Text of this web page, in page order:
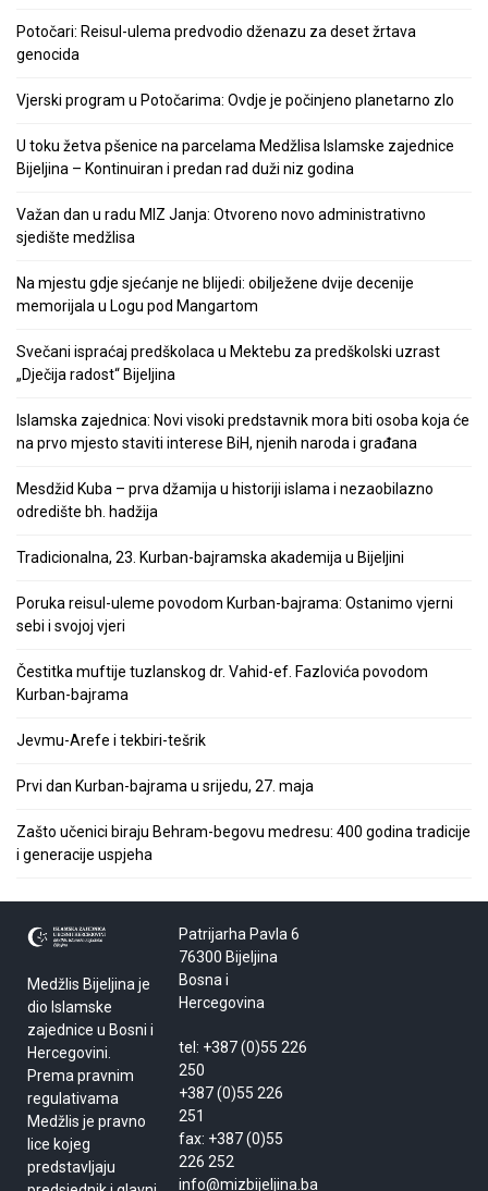
Potočari: Reisul-ulema predvodio dženazu za deset žrtava
genocida
Vjerski program u Potočarima: Ovdje je počinjeno planetarno zlo
U toku žetva pšenice na parcelama Medžlisa Islamske zajednice
Bijeljina – Kontinuiran i predan rad duži niz godina
Važan dan u radu MIZ Janja: Otvoreno novo administrativno
sjedište medžlisa
Na mjestu gdje sjećanje ne blijedi: obilježene dvije decenije
memorijala u Logu pod Mangartom
Svečani ispraćaj predškolaca u Mektebu za predškolski uzrast
„Dječija radost“ Bijeljina
Islamska zajednica: Novi visoki predstavnik mora biti osoba koja će
na prvo mjesto staviti interese BiH, njenih naroda i građana
Mesdžid Kuba – prva džamija u historiji islama i nezaobilazno
odredište bh. hadžija
Tradicionalna, 23. Kurban-bajramska akademija u Bijeljini
Poruka reisul-uleme povodom Kurban-bajrama: Ostanimo vjerni
sebi i svojoj vjeri
Čestitka muftije tuzlanskog dr. Vahid-ef. Fazlovića povodom
Kurban-bajrama
Jevmu-Arefe i tekbiri-tešrik
Prvi dan Kurban-bajrama u srijedu, 27. maja
Zašto učenici biraju Behram-begovu medresu: 400 godina tradicije
i generacije uspjeha
Medžlis Bijeljina je
dio Islamske
zajednice u Bosni i
Hercegovini.
Prema pravnim
regulativama
Medžlis je pravno
lice kojeg
predstavljaju
Patrijarha Pavla 6
76300 Bijeljina
Bosna i
Hercegovina
tel: +387 (0)55 226
250
+387 (0)55 226
251
fax: +387 (0)55
226 252
info@mizbijeljina.ba